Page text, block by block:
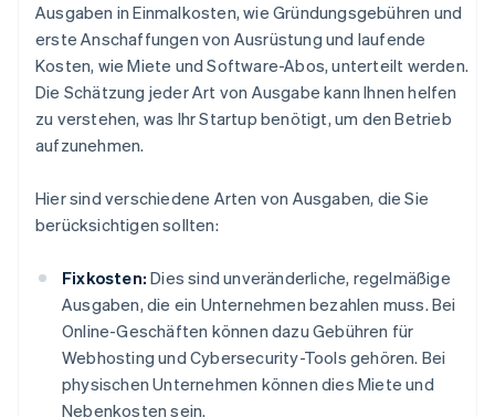
Ausgaben in Einmalkosten, wie Gründungsgebühren und
erste Anschaffungen von Ausrüstung und laufende
Kosten, wie Miete und Software-Abos, unterteilt werden.
Die Schätzung jeder Art von Ausgabe kann Ihnen helfen
zu verstehen, was Ihr Startup benötigt, um den Betrieb
aufzunehmen.
Hier sind verschiedene Arten von Ausgaben, die Sie
berücksichtigen sollten:
Fixkosten: Dies sind unveränderliche, regelmäßige
Ausgaben, die ein Unternehmen bezahlen muss. Bei
Online-Geschäften können dazu Gebühren für
Webhosting und Cybersecurity-Tools gehören. Bei
physischen Unternehmen können dies Miete und
Nebenkosten sein.